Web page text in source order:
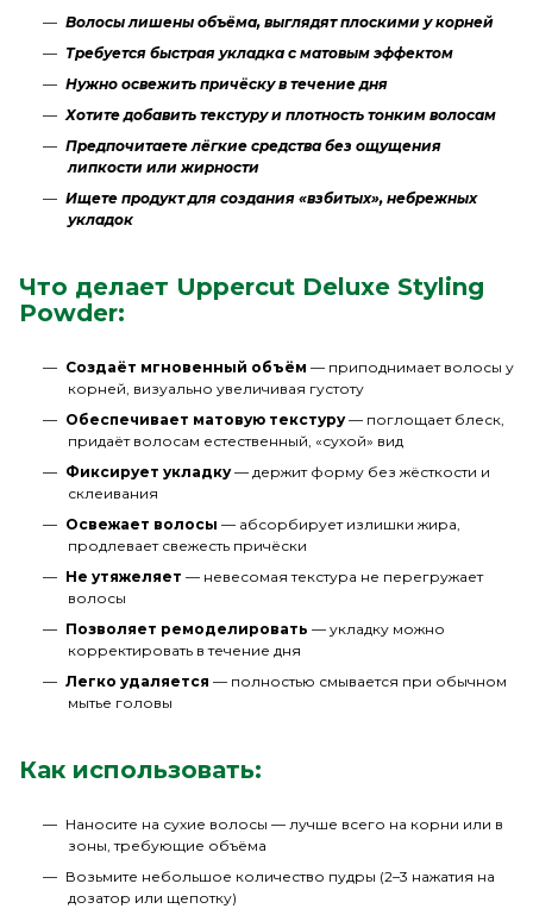
Волосы лишены объёма, выглядят плоскими у корней
Требуется быстрая укладка с матовым эффектом
Нужно освежить причёску в течение дня
Хотите добавить текстуру и плотность тонким волосам
Предпочитаете лёгкие средства без ощущения
липкости или жирности
Ищете продукт для создания «взбитых», небрежных
укладок
Что делает Uppercut Deluxe Styling
Powder:
Создаёт мгновенный объём — приподнимает волосы у
корней, визуально увеличивая густоту
Обеспечивает матовую текстуру— поглощает блеск,
придаёт волосам естественный, «сухой» вид
Фиксирует укладку— держит форму без жёсткости и
склеивания
Освежает волосы — абсорбирует излишки жира,
продлевает свежесть причёски
Не утяжеляет — невесомая текстура не перегружает
волосы
Позволяет ремоделировать — укладку можно
корректировать в течение дня
Легко удаляется — полностью смывается при обычном
мытье головы
Как использовать:
Наносите на сухие волосы — лучше всего на корни или в
зоны, требующие объёма
Возьмите небольшое количество пудры (2–3 нажатия на
дозатор или щепотку)